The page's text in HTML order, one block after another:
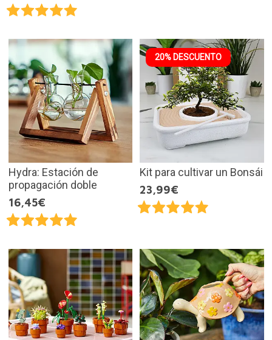
Hydra: Estación de
propagación doble
16,45€
20% DESCUENTO
Kit para cultivar un Bonsái
23,99€